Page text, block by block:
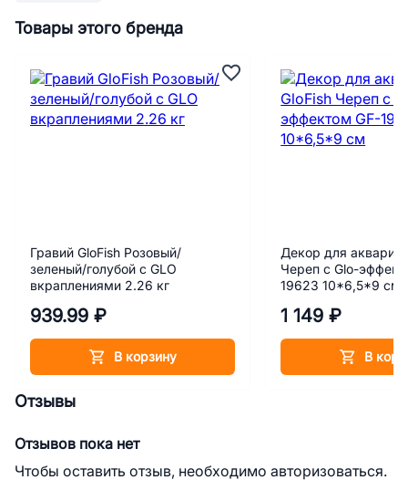
Товары этого бренда
Гравий GloFish Розовый/
зеленый/голубой с GLO
вкраплениями 2.26 кг
939.99 ₽
В корзину
Декор для
Череп с Glo-
19623 10*6,5*9 см
1 149 ₽
В
Отзывы
Отзывов пока нет
Чтобы оставить отзыв, необходимо авторизоваться.